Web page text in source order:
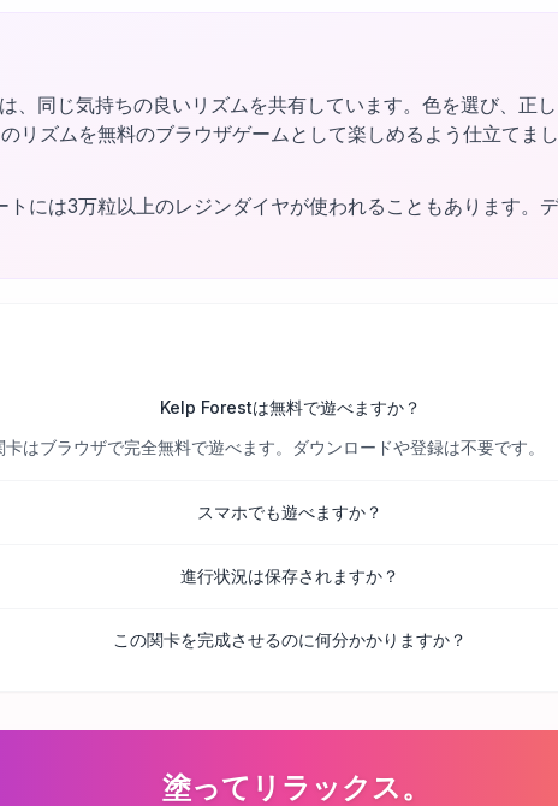
、同じ気持ちの良いリズムを共有しています。色を選び、正
リズムを無料のブラウザゲームとして楽しめるよう仕立てま
には3万粒以上のレジンダイヤが使われることもあります。
Kelp Forestは無料で遊べますか？
はブラウザで完全無料で遊べます。ダウンロードや登録は不要です。
スマホでも遊べますか？
進行状況は保存されますか？
この関卡を完成させるのに何分かかりますか？
塗ってリラックス。